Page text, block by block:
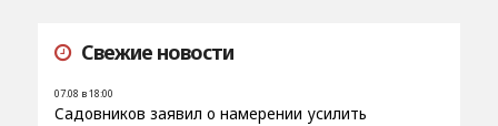
Свежие новости
07.08 в 18:00
Садовников заявил о намерении усилить